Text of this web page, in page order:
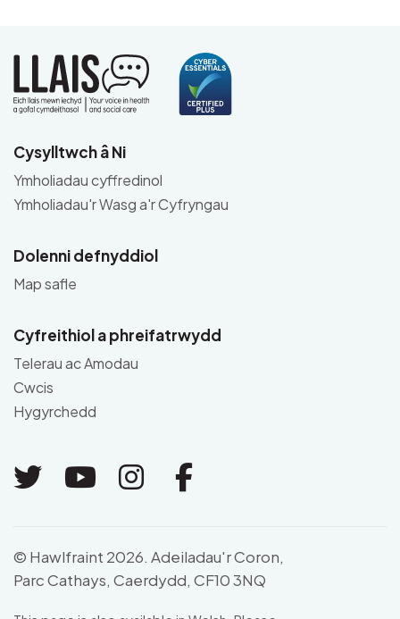
Cysylltwch â Ni
Ymholiadau cyffredinol
Ymholiadau'r Wasg a'r Cyfryngau
Dolenni defnyddiol
Map safle
Cyfreithiol a phreifatrwydd
Telerau ac Amodau
Cwcis
Hygyrchedd
Link to Twitter
Link to Youtube
Link to Instagram
Link to
© Hawlfraint 2026. Adeiladau'r Coron,
Parc Cathays, Caerdydd, CF10 3NQ